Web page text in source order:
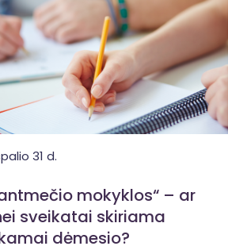
31 d.
mokyklos“ – ar
sveikatai skiriama
dėmesio?